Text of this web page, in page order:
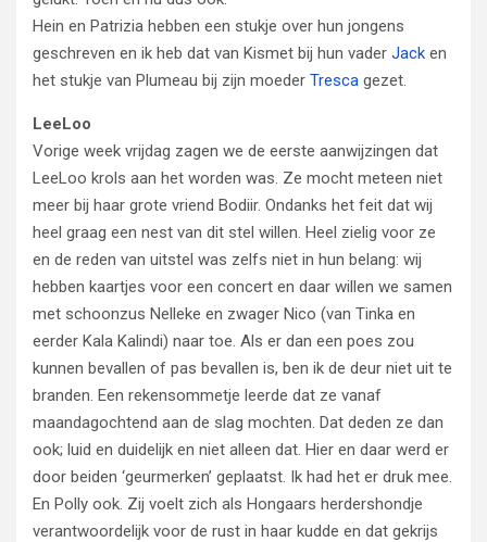
Hein en Patrizia hebben een stukje over hun jongens
geschreven en ik heb dat van Kismet bij hun vader Jack en
het stukje van Plumeau bij zijn moeder Tresca gezet.
LeeLoo
Vorige week vrijdag zagen we de eerste aanwijzingen dat
LeeLoo krols aan het worden was. Ze mocht meteen niet
meer bij haar grote vriend Bodiir. Ondanks het feit dat wij
heel graag een nest van dit stel willen. Heel zielig voor ze
en de reden van uitstel was zelfs niet in hun belang: wij
hebben kaartjes voor een concert en daar willen we samen
met schoonzus Nelleke en zwager Nico (van Tinka en
eerder Kala Kalindi) naar toe. Als er dan een poes zou
kunnen bevallen of pas bevallen is, ben ik de deur niet uit te
branden. Een rekensommetje leerde dat ze vanaf
maandagochtend aan de slag mochten. Dat deden ze dan
ook; luid en duidelijk en niet alleen dat. Hier en daar werd er
door beiden ‘geurmerken’ geplaatst. Ik had het er druk mee.
En Polly ook. Zij voelt zich als Hongaars herdershondje
verantwoordelijk voor de rust in haar kudde en dat gekrijs